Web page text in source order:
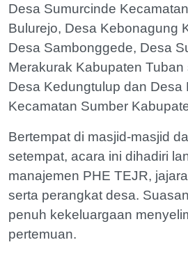
Desa Sumurcinde
Bulurejo, Desa Kebonagung
Desa Sambonggede, Desa
Merakurak Kabupaten
Desa Kedungtulup dan Desa
Kecamatan Sumber
Bertempat di masjid-masjid
setempat, acara ini dihadiri
manajemen PHE TEJR,
serta perangkat desa.
penuh kekeluargaan
pertemuan.